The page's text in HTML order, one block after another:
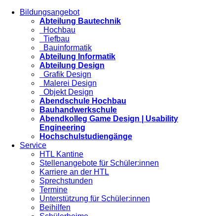
Bildungsangebot
Abteilung Bautechnik
Hochbau
Tiefbau
Bauinformatik
Abteilung Informatik
Abteilung Design
Grafik Design
Malerei Design
Objekt Design
Abendschule Hochbau
Bauhandwerkschule
Abendkolleg Game Design | Usability
Engineering
Hochschulstudiengänge
Service
HTL Kantine
Stellenangebote für Schüler:innen
Karriere an der HTL
Sprechstunden
Termine
Unterstützung für Schüler:innen
Beihilfen